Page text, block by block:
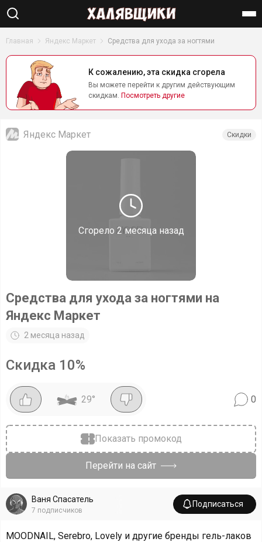
Главная Яндекс Маркет Средства для ухода за ногтями
К сожалению, эта скидка сгорела
Вы можете перейти к другим действующим
скидкам. Посмотреть другие
Сгорело 2 месяца назад
Яндекс Маркет Скидки
Средства для ухода за ногтями на
Яндекс Маркет
2 месяца назад
Скидка 10%
29° 0
Показать промокод
Перейти на сайт
Ваня Спасатель
7 подписчиков
Подписаться
MOODNAIL, Serebro, Lovely и другие бренды гель-лаков